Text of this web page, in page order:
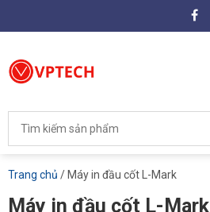
Trang chủ / Máy in đầu cốt L-Mark
Máy in đầu cốt L-Mark